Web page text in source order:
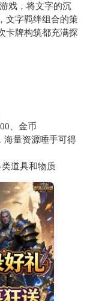
戏，将文字的沉
文字羁绊组合的策
卡牌构筑都充满探
、金币
海量资源唾手可得
道具和物质